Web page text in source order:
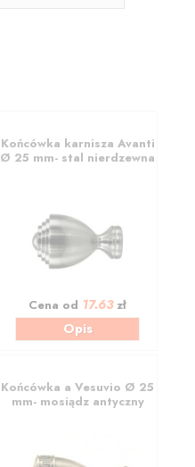
Końcówka karnisza Avanti
Ø 25 mm- stal nierdzewna
Cena od 17.63zł
Opis
Końcówka a Vesuvio Ø 25
mm- mosiądz antyczny